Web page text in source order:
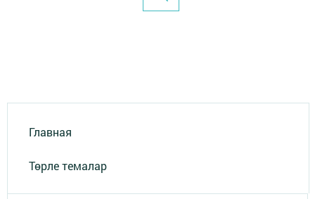
Главная
Төрле темалар